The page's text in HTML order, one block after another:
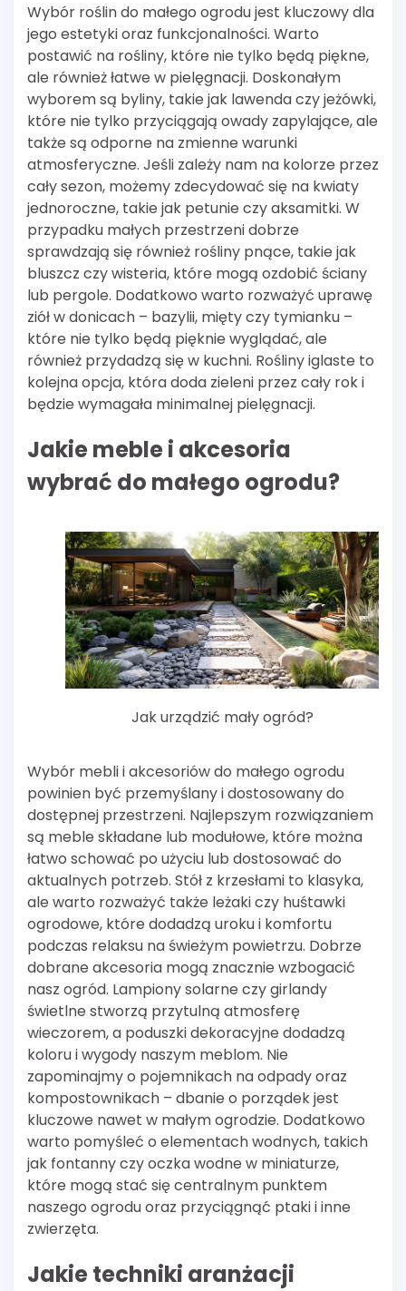
Wybór roślin do małego ogrodu jest kluczowy dla
jego estetyki oraz funkcjonalności. Warto
postawić na rośliny, które nie tylko będą piękne,
ale również łatwe w pielęgnacji. Doskonałym
wyborem są byliny, takie jak lawenda czy jeżówki,
które nie tylko przyciągają owady zapylające, ale
także są odporne na zmienne warunki
atmosferyczne. Jeśli zależy nam na kolorze przez
cały sezon, możemy zdecydować się na kwiaty
jednoroczne, takie jak petunie czy aksamitki. W
przypadku małych przestrzeni dobrze
sprawdzają się również rośliny pnące, takie jak
bluszcz czy wisteria, które mogą ozdobić ściany
lub pergole. Dodatkowo warto rozważyć uprawę
ziół w donicach – bazylii, mięty czy tymianku –
które nie tylko będą pięknie wyglądać, ale
również przydadzą się w kuchni. Rośliny iglaste to
kolejna opcja, która doda zieleni przez cały rok i
będzie wymagała minimalnej pielęgnacji.
Jakie meble i akcesoria
wybrać do małego ogrodu?
Jak urządzić mały ogród?
Wybór mebli i akcesoriów do małego ogrodu
powinien być przemyślany i dostosowany do
dostępnej przestrzeni. Najlepszym rozwiązaniem
są meble składane lub modułowe, które można
łatwo schować po użyciu lub dostosować do
aktualnych potrzeb. Stół z krzesłami to klasyka,
ale warto rozważyć także leżaki czy huśtawki
ogrodowe, które dodadzą uroku i komfortu
podczas relaksu na świeżym powietrzu. Dobrze
dobrane akcesoria mogą znacznie wzbogacić
nasz ogród. Lampiony solarne czy girlandy
świetlne stworzą przytulną atmosferę
wieczorem, a poduszki dekoracyjne dodadzą
koloru i wygody naszym meblom. Nie
zapominajmy o pojemnikach na odpady oraz
kompostownikach – dbanie o porządek jest
kluczowe nawet w małym ogrodzie. Dodatkowo
warto pomyśleć o elementach wodnych, takich
jak fontanny czy oczka wodne w miniaturze,
które mogą stać się centralnym punktem
naszego ogrodu oraz przyciągnąć ptaki i inne
zwierzęta.
Jakie techniki aranżacji